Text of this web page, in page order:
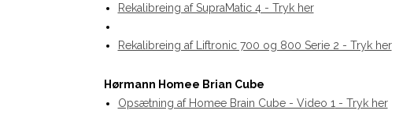
Rekalibreing af SupraMatic 4 - Tryk her
Rekalibreing af Liftronic 700 og 800 Serie 2 - Tryk her
Hørmann Homee Brian Cube
Opsætning af Homee Brain Cube - Video 1 - Tryk her